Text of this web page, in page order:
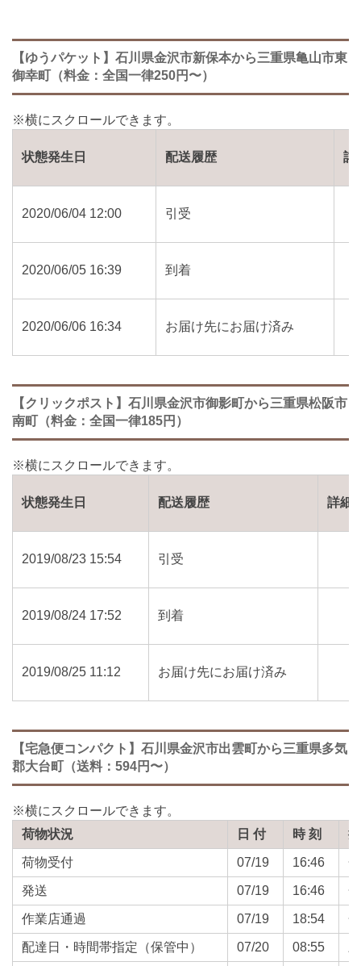
【ゆうパケット】石川県金沢市新保本から三重県亀山市東
御幸町（料金：全国一律250円〜）
状態発生日 配送履歴 詳
2020/06/04 12:00 引受
2020/06/05 16:39 到着
2020/06/06 16:34 お届け先にお届け済み
【クリックポスト】石川県金沢市御影町から三重県松阪市
南町（料金：全国一律185円）
状態発生日 配送履歴 詳細
2019/08/23 15:54 引受
2019/08/24 17:52 到着
2019/08/25 11:12 お届け先にお届け済み
【宅急便コンパクト】石川県金沢市出雲町から三重県多気
郡大台町（送料：594円〜）
荷物状況 日 付 時 刻
荷物受付 07/19 16:46
発送 07/19 16:46
作業店通過 07/19 18:54
配達日・時間帯指定（保管中） 07/20 08:55